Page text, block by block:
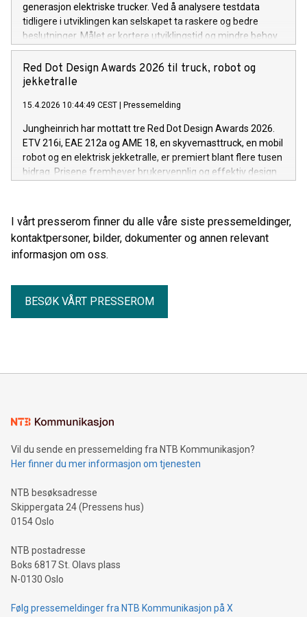
generasjon elektriske trucker. Ved å analysere testdata
tidligere i utviklingen kan selskapet ta raskere og bedre
beslutninger. Målet er kortere utviklingstid og mindre behov
for testing.
Red Dot Design Awards 2026 til truck, robot og
jekketralle
15.4.2026 10:44:49 CEST | Pressemelding
Jungheinrich har mottatt tre Red Dot Design Awards 2026.
ETV 216i, EAE 212a og AME 18, en skyvemasttruck, en mobil
robot og en elektrisk jekketralle, er premiert blant flere tusen
bidrag. Prisene fremhever brukervennlig og effektiv design
I vårt presserom finner du alle våre siste pressemeldinger,
kontaktpersoner, bilder, dokumenter og annen relevant
informasjon om oss.
BESØK VÅRT PRESSEROM
Vil du sende en pressemelding fra NTB Kommunikasjon?
Her finner du mer informasjon om tjenesten
NTB besøksadresse
Skippergata 24 (Pressens hus)
0154 Oslo
NTB postadresse
Boks 6817 St. Olavs plass
N-0130 Oslo
Følg pressemeldinger fra NTB Kommunikasjon på X